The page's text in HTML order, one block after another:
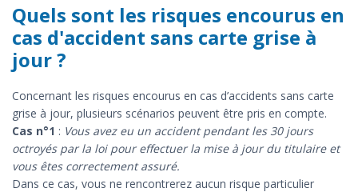
Quels sont les risques encourus en
cas d'accident sans carte grise à
jour ?
Concernant les risques encourus en cas d’accidents sans carte
grise à jour, plusieurs scénarios peuvent être pris en compte.
Cas n°1 : Vous avez eu un accident pendant les 30 jours
octroyés par la loi pour effectuer la mise à jour du titulaire et
vous êtes correctement assuré.
Dans ce cas, vous ne rencontrerez aucun risque particulier